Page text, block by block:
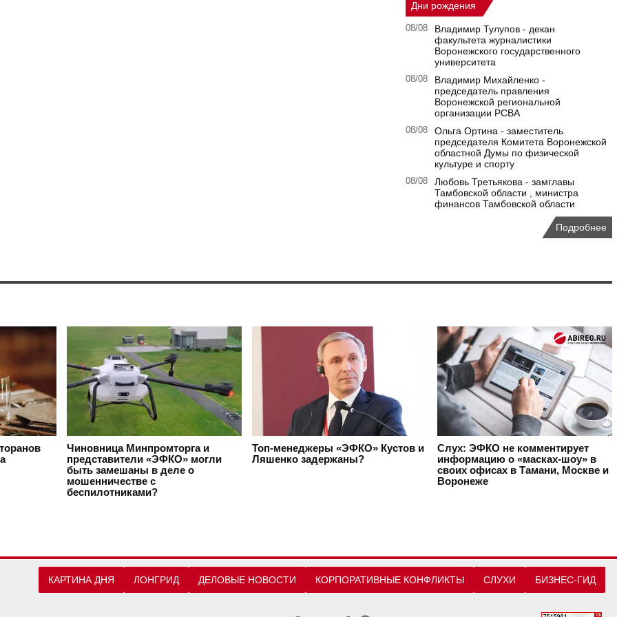
Дни рождения
08/08
Владимир Тулупов - декан
факультета журналистики
Воронежского государственного
университета
08/08
Владимир Михайленко -
председатель правления
Воронежской региональной
организации РСВА
08/08
Ольга Ортина - заместитель
председателя Комитета Воронежской
областной Думы по физической
культуре и спорту
08/08
Любовь Третьякова - замглавы
Тамбовской области , министра
финансов Тамбовской области
Подробнее
Чиновница Минпромторга и
представители «ЭФКО» могли
быть замешаны в деле о
мошенничестве с
беспилотниками?
Топ-менеджеры «ЭФКО» Кустов и
Ляшенко задержаны?
Слух: ЭФКО не комментирует
информацию о «масках-шоу» в
своих офисах в Тамани, Москве и
Воронеже
КАРТИНА ДНЯ ЛОНГРИД ДЕЛОВЫЕ НОВОСТИ КОРПОРАТИВНЫЕ КОНФЛИКТЫ СЛУХИ БИЗНЕС-ГИД